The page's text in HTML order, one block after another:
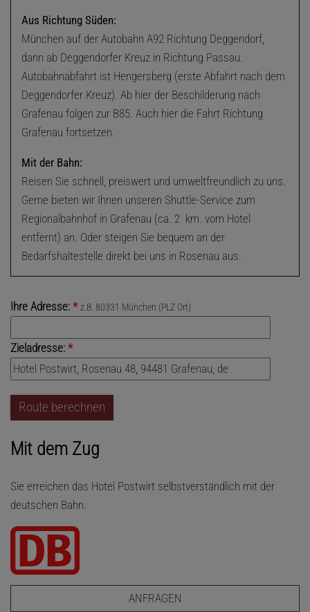
Aus Richtung Süden:
München auf der Autobahn A92 Richtung Deggendorf,
dann ab Deggendorfer Kreuz in Richtung Passau.
Autobahnabfahrt ist Hengersberg (erste Abfahrt nach dem
Deggendorfer Kreuz). Ab hier der Beschilderung nach
Grafenau folgen zur B85. Auch hier die Fahrt Richtung
Grafenau fortsetzen.
Mit der Bahn:
Reisen Sie schnell, preiswert und umweltfreundlich zu uns.
Gerne bieten wir Ihnen unseren Shuttle-Service zum
Regionalbahnhof in Grafenau (ca. 2 km. vom Hotel
entfernt) an. Oder steigen Sie bequem an der
Bedarfshaltestelle direkt bei uns in Rosenau aus.
Ihre Adresse: * z.B. 80331 München (PLZ Ort)
Zieladresse: *
Mit dem Zug
Sie erreichen das Hotel Postwirt selbstverständlich mit der
deutschen Bahn.
ANFRAGEN